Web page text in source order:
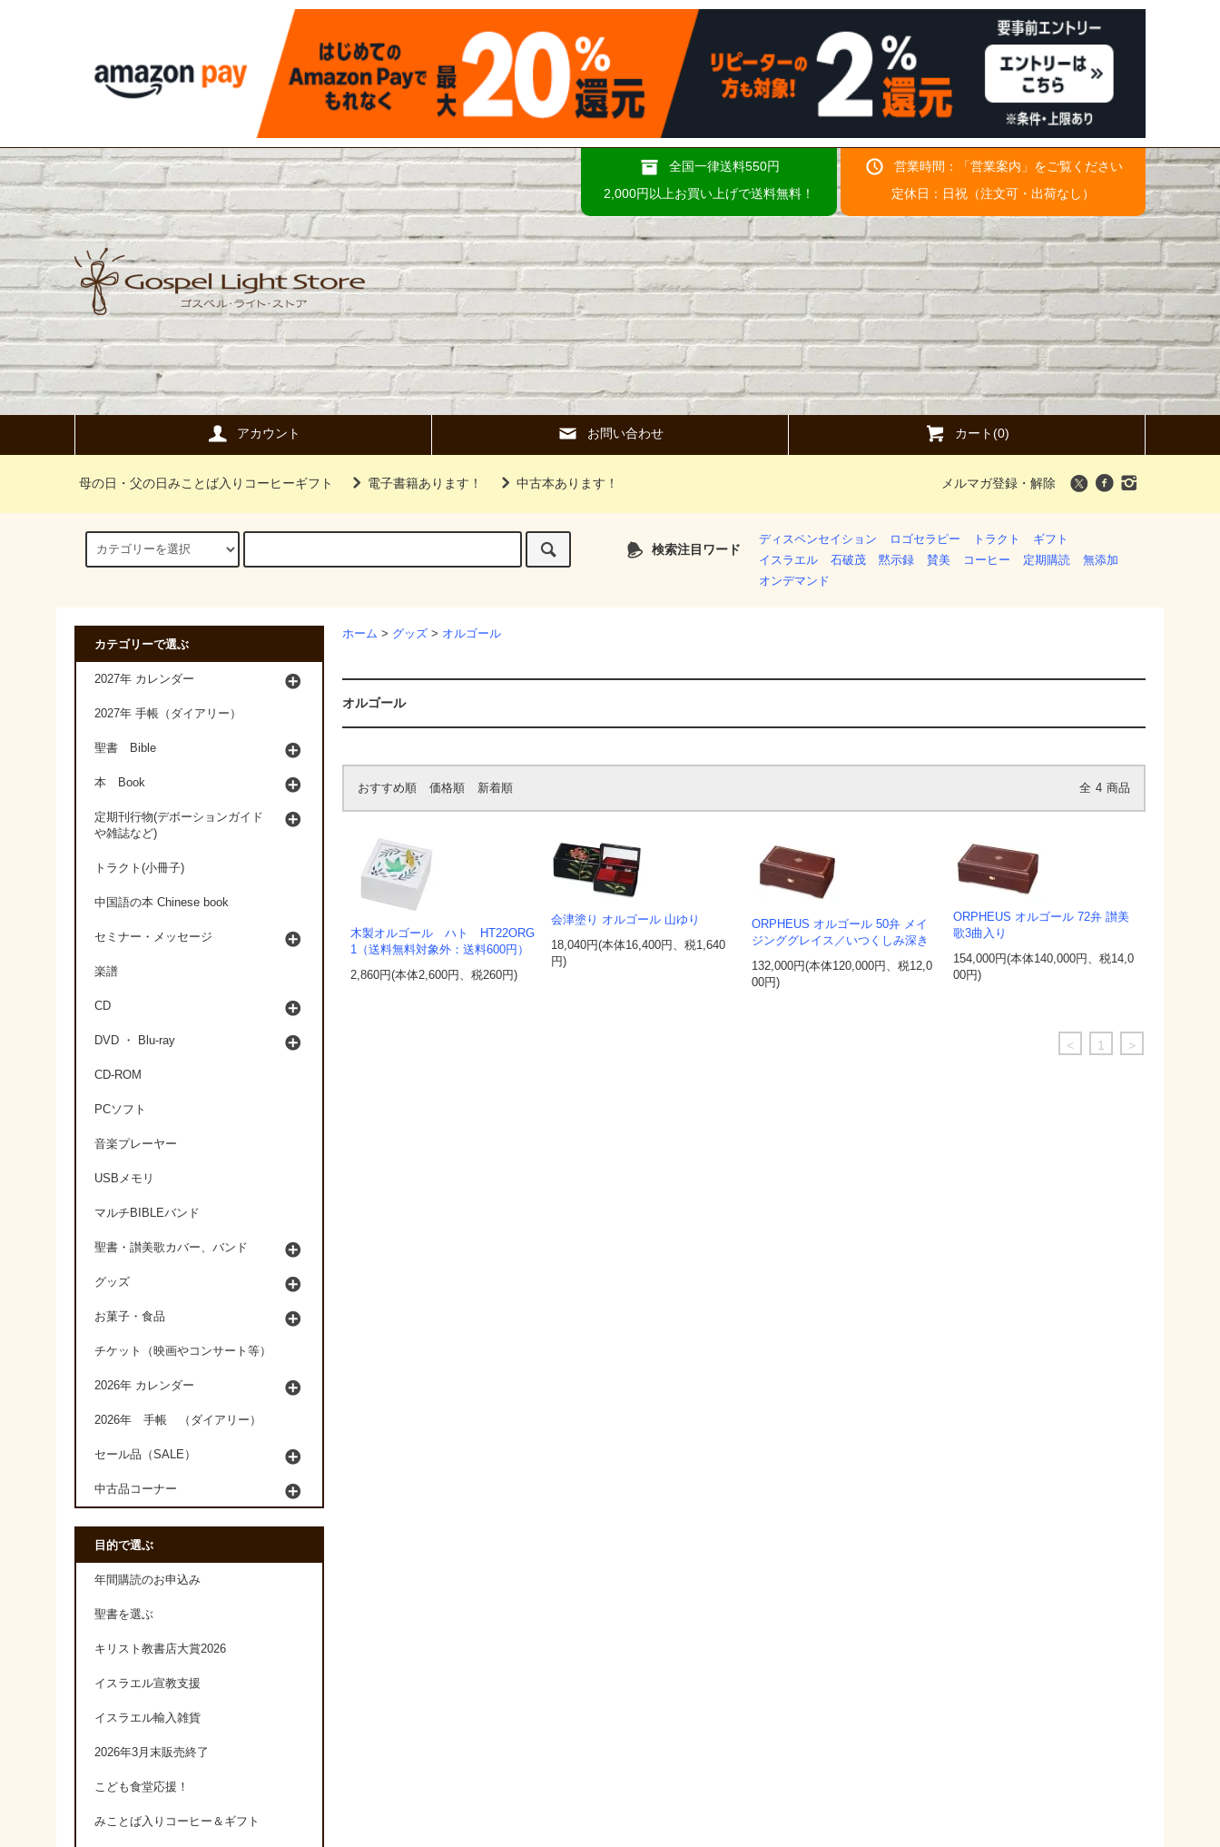
全国一律送料550円
2,000円以上お買い上げで送料無料！
営業時間：「営業案内 」をご覧ください
定休日：日祝（注文可・出荷なし）
アカウント お問い合わせ カート(0)
母の日・父の日みことば入りコーヒーギフト 電子書籍あります！ 中古本あります！ メルマガ登録・解除
検索注目ワード
ディスペンセイション ロゴセラピー トラクト
ギフト
イスラエル
石破茂 黙示録 賛美 コーヒー 定期購読
無添加
オンデマンド
ホーム > グッズ > オルゴール
オルゴール
おすすめ順 価格順 新着順 全 4 商品
木製オルゴール ハト HT22ORG
1（送料無料対象外：送料600円）
2,860円(本体2,600円、税260円)
会津塗り オルゴール 山ゆり
18,040円(本体16,400円、税1,640
円)
ORPHEUS オルゴール 50弁 メイ
ジンググレイス／いつくしみ深き
132,000円(本体120,000円、税12,0
00円)
ORPHEUS オルゴール 72弁 讃美
歌3曲入り
154,000円(本体140,000円、税14,0
00円)
< 1 >
カテゴリーで選ぶ
2027年 カレンダー
2027年 手帳（ダイアリー）
聖書 Bible
本 Book
定期刊行物(デボーションガイド
や雑誌など)
トラクト(小冊子)
中国語の本 Chinese book
セミナー・メッセージ
楽譜
CD
DVD ・ Blu-ray
CD-ROM
PCソフト
音楽プレーヤー
USBメモリ
マルチBIBLEバンド
聖書・讃美歌カバー、バンド
グッズ
お菓子・食品
チケット（映画やコンサート等）
2026年 カレンダー
2026年 手帳 （ダイアリー）
セール品（SALE）
中古品コーナー
目的で選ぶ
年間購読のお申込み
聖書を選ぶ
キリスト教書店大賞2026
イスラエル宣教支援
イスラエル輸入雑貨
2026年3月末販売終了
こども食堂応援！
みことば入りコーヒー＆ギフト